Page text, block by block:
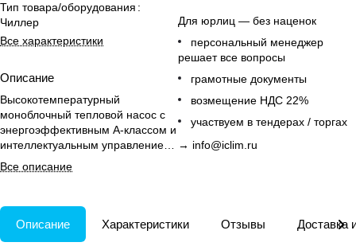
Тип товара/оборудования :
Чиллер
Все характеристики
Описание
Высокотемпературный
моноблочный тепловой насос с
энергоэффективным А-классом и
интеллектуальным управлением
для отопления и ГВС офисов,
квартир и гостиниц.
Все описание
Для юрлиц — без наценок
персональный менеджер
решает все вопросы
грамотные документы
возмещение НДС 22%
участвуем в тендерах / торгах
→ info@iclim.ru
Описание Характеристики Отзывы Доставка